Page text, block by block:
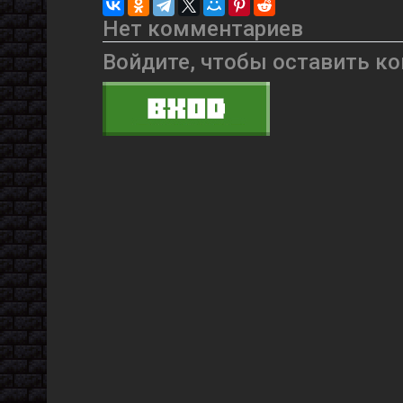
Нет комментариев
Войдите, чтобы оставить